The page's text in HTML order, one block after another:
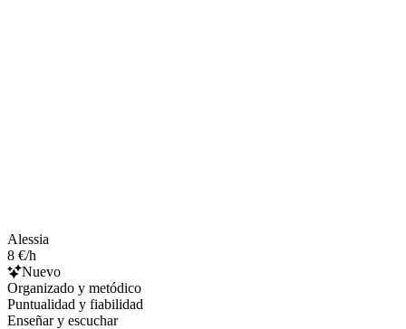
Alessia
8 €/h
Nuevo
Organizado y metódico
Puntualidad y fiabilidad
Enseñar y escuchar